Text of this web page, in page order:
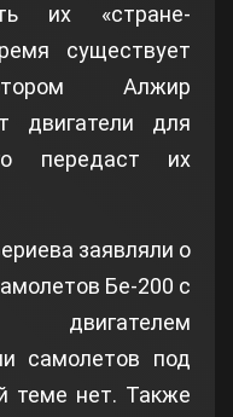
их «стране-
существует
Алжир
двигатели для
передаст их
заявляли о
Бе-200 с
двигателем
самолетов под
теме нет. Также